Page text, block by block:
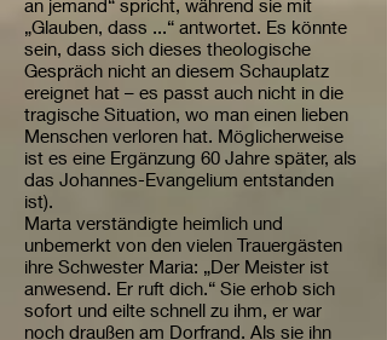
an jemand“ spricht, während sie mit
„Glauben, dass ...“ antwortet. Es könnte
sein, dass sich dieses theologische
Gespräch nicht an diesem Schauplatz
ereignet hat – es passt auch nicht in die
tragische Situation, wo man einen lieben
Menschen verloren hat. Möglicherweise
ist es eine Ergänzung 60 Jahre später, als
das Johannes-Evangelium entstanden
ist).
Marta verständigte heimlich und
unbemerkt von den vielen Trauergästen
ihre Schwester Maria: „Der Meister ist
anwesend. Er ruft dich.“ Sie erhob sich
sofort und eilte schnell zu ihm, er war
noch draußen am Dorfrand. Als sie ihn